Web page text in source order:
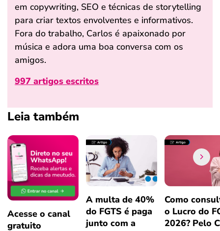
em copywriting, SEO e técnicas de storytelling
para criar textos envolventes e informativos.
Fora do trabalho, Carlos é apaixonado por
música e adora uma boa conversa com os
amigos.
997 artigos escritos
Leia também
Acesse o canal
gratuito
A multa de 40%
do FGTS é paga
junto com a
Como
o Lucro do
2026? Pelo